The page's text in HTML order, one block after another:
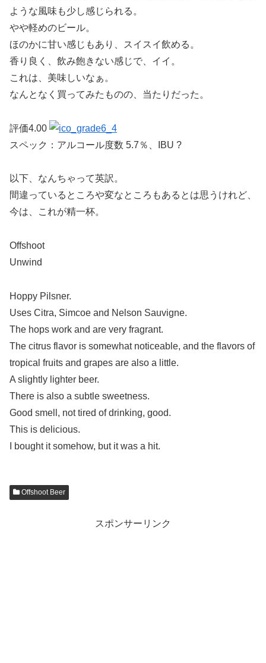
ような風味も少し感じられる。
やや軽めのビール。
ほのかに甘い感じもあり、スイスイ飲める。
香り良く、飲み飽きない感じで、イイ。
これは、美味しいなぁ。
なんとなく買ってみたものの、当たりだった。
評価4.00
スペック：アルコール度数 5.7％、IBU ?
以下、なんちゃって英訳。
間違っているところや変なところもあるとは思うけれど、
今は、これが精一杯。
Offshoot
Unwind
Hoppy Pilsner.
Uses Citra, Simcoe and Nelson Sauvigne.
The hops work and are very fragrant.
The citrus flavor is somewhat noticeable, and the flavors of
tropical fruits and grapes are also a little.
A slightly lighter beer.
There is also a subtle sweetness.
Good smell, not tired of drinking, good.
This is delicious.
I bought it somehow, but it was a hit.
Offshoot Beer
スポンサーリンク